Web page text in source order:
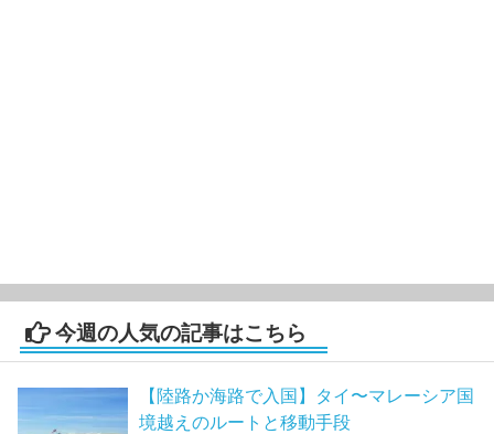
今週の人気の記事はこちら
【陸路か海路で入国】タイ〜マレーシア国
境越えのルートと移動手段